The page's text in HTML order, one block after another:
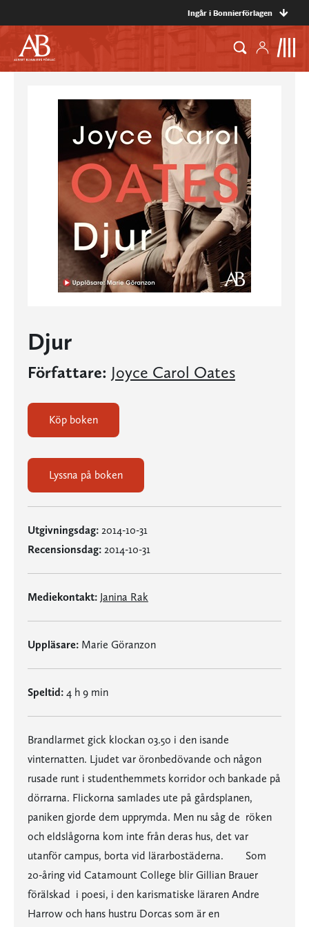
Ingår i Bonnierförlagen
Djur
Författare: Joyce Carol Oates
Köp boken
Lyssna på boken
Utgivningsdag: 2014-10-31
Recensionsdag: 2014-10-31
Mediekontakt: Janina Rak
Uppläsare: Marie Göranzon
Speltid: 4 h 9 min
Brandlarmet gick klockan 03.50 i den isande
vinternatten. Ljudet var öronbedövande och någon
rusade runt i studenthemmets korridor och bankade på
dörrarna. Flickorna samlades ute på gårdsplanen,
paniken gjorde dem upprymda. Men nu såg de  röken
och eldslågorna kom inte från deras hus, det var
utanför campus, borta vid lärarbostäderna. Som
20-åring vid Catamount College blir Gillian Brauer
förälskad  i poesi, i den karismatiske läraren Andre
Harrow och hans hustru Dorcas som är en